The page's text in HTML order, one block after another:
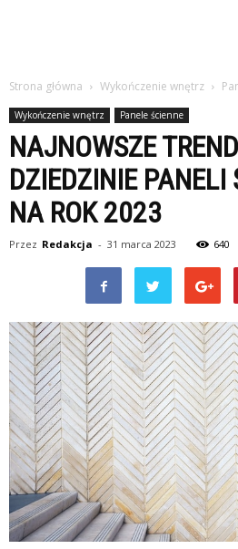
Strona główna Wykończenie wnętrz
Wykończenie wnętrz Panele ścienne
NAJNOWSZE
DZIEDZINIE PANELI
NA ROK 2023
Przez Redakcja - 31 marca 2023 640